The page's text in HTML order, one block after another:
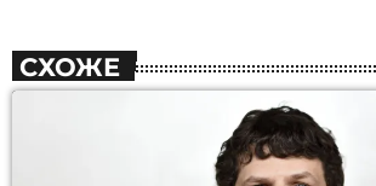
СХОЖЕ